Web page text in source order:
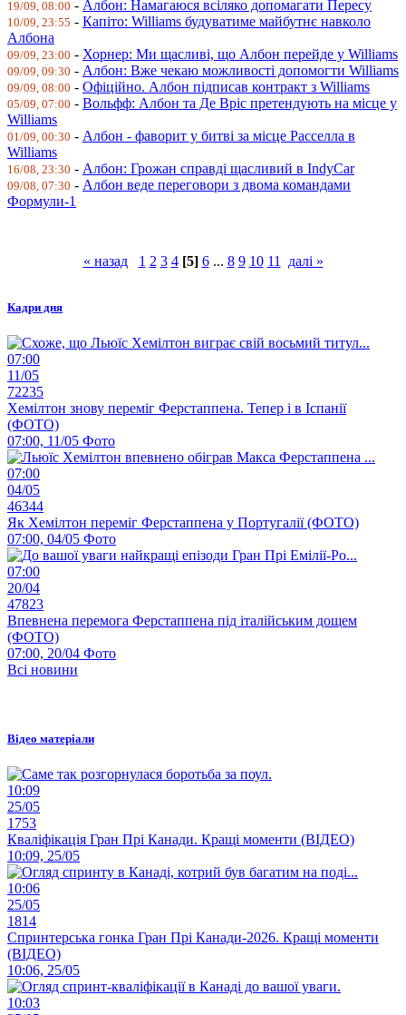
19/09, 08:00 - Албон: Намагаюся всіляко допомагати Пересу
10/09, 23:55 - Капіто: Williams будуватиме майбутнє навколо
Албона
09/09, 23:00 - Хорнер: Ми щасливі, що Албон перейде у Williams
09/09, 09:30 - Албон: Вже чекаю можливості допомогти Williams
09/09, 08:00 - Офіційно. Албон підписав контракт з Williams
05/09, 07:00 - Вольфф: Албон та Де Вріс претендують на місце у
Williams
01/09, 00:30 - Албон - фаворит у битві за місце Расселла в
Williams
16/08, 23:30 - Албон: Грожан справді щасливий в IndyCar
09/08, 07:30 - Албон веде переговори з двома командами
Формули-1
« назад 1 2 3 4 [5] 6... 8 9 10 11 далі »
Кадри дня
07:00
11/05
72235
Хемілтон знову переміг Ферстаппена. Тепер і в Іспанії
(ФОТО)
07:00, 11/05 Фото
07:00
04/05
46344
Як Хемілтон переміг Ферстаппена у Португалії (ФОТО)
07:00, 04/05 Фото
07:00
20/04
47823
Впевнена перемога Ферстаппена під італійським дощем
(ФОТО)
07:00, 20/04 Фото
Всі новини
Відео матеріали
10:09
25/05
1753
Кваліфікація Гран Прі Канади. Кращі моменти (ВІДЕО)
10:09, 25/05
10:06
25/05
1814
Спринтерська гонка Гран Прі Канади-2026. Кращі моменти
(ВІДЕО)
10:06, 25/05
10:03